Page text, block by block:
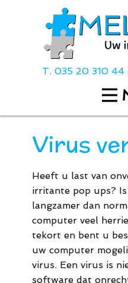
T. 035 20 310 44
Diensten
Hulp bij
Contact
Tarieven
035 20 310
Virus
Heeft u last van
irritante pop ups?
langzamer dan
computer veel
tekort en bent u
uw computer
virus. Een virus is
software dat